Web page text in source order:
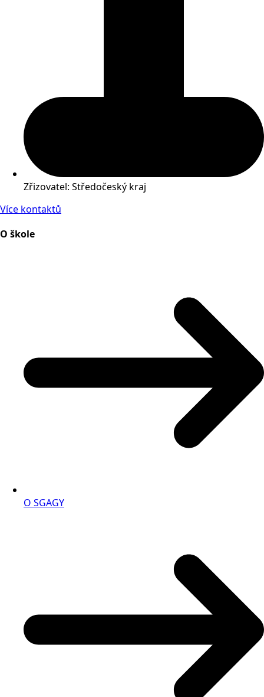
Zřizovatel: Středočeský kraj
Více kontaktů
O škole
O SGAGY